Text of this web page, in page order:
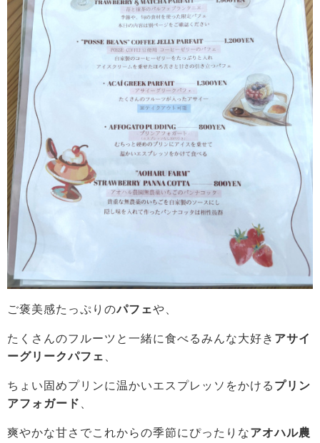
ご褒美感たっぷりのパフェや、
たくさんのフルーツと一緒に食べるみんな大好き アサイ
ーグリークパフェ
ちょい固めプリンに温かいエスプレッソをかける プリン
アフォガード
爽やかな甘さでこれからの季節にぴったりなアオハル農